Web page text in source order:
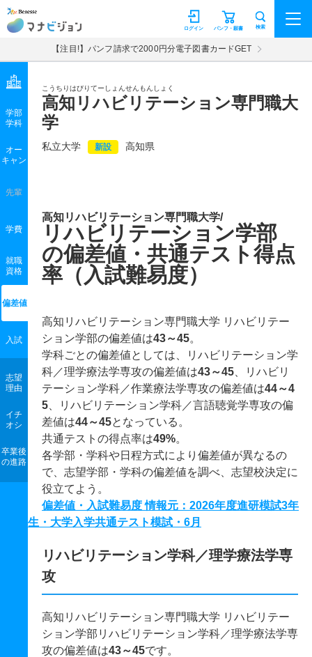
マナビジョン パンフ・願書
ログイン 検索
【注目!】パンフ請求で2000円分電子図書カードGET
こうちりはびりてーしょんせんもんしょく
高知リハビリテーション専門職大
学
私立大学 新設 高知県
学部
学科
オー
キャン
先輩
学費
就職
資格
偏差値
入試
志望
理由
イチ
オシ
卒業後
の進路
高知リハビリテーション専門職大学/
リハビリテーション学部
の偏差値・共通テスト得点
率（入試難易度）
高知リハビリテーション専門職大学 リハビリテー
ション学部の偏差値は43～45。
学科ごとの偏差値としては、リハビリテーション学
科／理学療法学専攻の偏差値は43～45 、リハビリ
テーション学科／作業療法学専攻の偏差値は44～4
5 、リハビリテーション学科／言語聴覚学専攻の偏
差値は44～45となっている。
共通テストの得点率は49%。
各学部・学科や日程方式により偏差値が異なるの
で、志望学部・学科の偏差値を調べ、志望校決定に
役立てよう。
偏差値・入試難易度 情報元：2026年度進研模試3年
生・大学入学共通テスト模試・6月
リハビリテーション学科／理学療法学専
攻
高知リハビリテーション専門職大学 リハビリテー
ション学部リハビリテーション学科／理学療法学専
攻の偏差値は43～45です。